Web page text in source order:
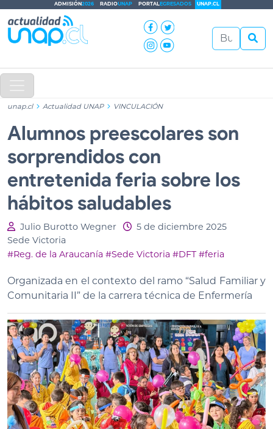
ADMISIÓN2026 RADIOUNAP PORTALEGRESADOS UNAP.CL
unap.cl Actualidad UNAP VINCULACIÓN
Alumnos preescolares son
sorprendidos con
entretenida feria sobre los
hábitos saludables
Julio Burotto Wegner
5 de diciembre 2025
Sede Victoria
#Reg. de la Araucanía #Sede Victoria #DFT #feria
Organizada en el contexto del ramo “Salud Familiar y
Comunitaria II” de la carrera técnica de Enfermería